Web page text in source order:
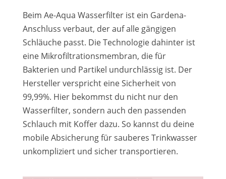
Beim Ae-Aqua Wasserfilter ist ein Gardena-
Anschluss verbaut, der auf alle gängigen
Schläuche passt. Die Technologie dahinter ist
eine Mikrofiltrationsmembran, die für
Bakterien und Partikel undurchlässig ist. Der
Hersteller verspricht eine Sicherheit von
99,99%. Hier bekommst du nicht nur den
Wasserfilter, sondern auch den passenden
Schlauch mit Koffer dazu. So kannst du deine
mobile Absicherung für sauberes Trinkwasser
unkompliziert und sicher transportieren.